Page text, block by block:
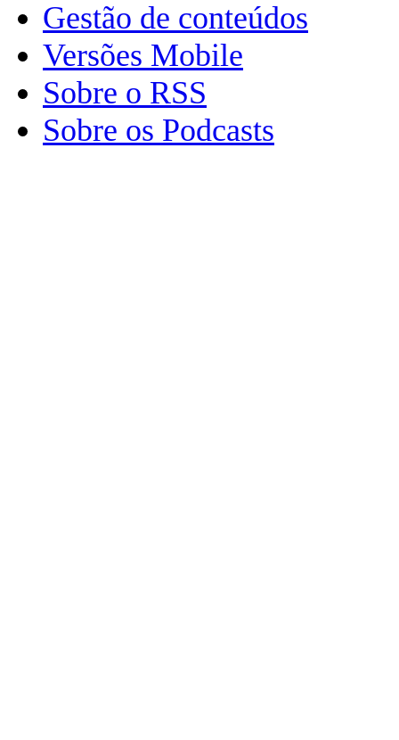
Gestão de conteúdos
Versões Mobile
Sobre o RSS
Sobre os Podcasts